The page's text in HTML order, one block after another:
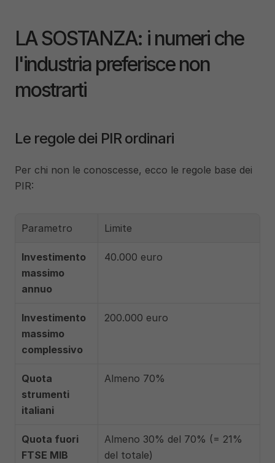
LA SOSTANZA: i numeri che
l'industria preferisce non
mostrarti
Le regole dei PIR ordinari
Per chi non le conoscesse, ecco le regole base dei
PIR:
Parametro Limite
Investimento
massimo
annuo
40.000 euro
Investimento
massimo
complessivo
200.000 euro
Quota
strumenti
italiani
Almeno 70%
Quota fuori
FTSE MIB
Almeno 30% del 70% (= 21%
del totale)